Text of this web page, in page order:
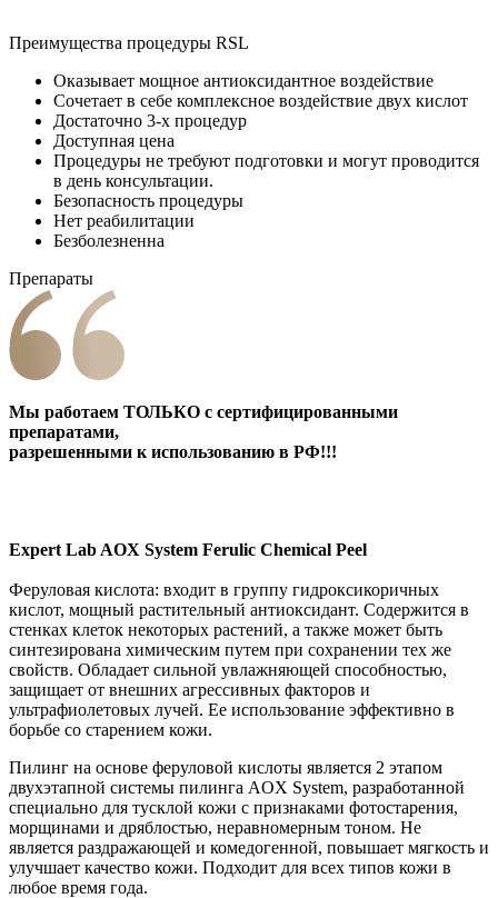
Преимущества процедуры RSL
Оказывает мощное антиоксидантное воздействие
Сочетает в себе комплексное воздействие двух кислот
Достаточно 3-х процедур
Доступная цена
Процедуры не требуют подготовки и могут проводится
в день консультации.
Безопасность процедуры
Нет реабилитации
Безболезненна
Препараты
Мы работаем ТОЛЬКО с сертифицированными
препаратами,
разрешенными к использованию в РФ!!!
Expert Lab AOX System Ferulic Chemical Peel
Феруловая кислота: входит в группу гидроксикоричных
кислот, мощный растительный антиоксидант. Содержится в
стенках клеток некоторых растений, а также может быть
синтезирована химическим путем при сохранении тех же
свойств. Обладает сильной увлажняющей способностью,
защищает от внешних агрессивных факторов и
ультрафиолетовых лучей. Ее использование эффективно в
борьбе со старением кожи.
Пилинг на основе феруловой кислоты является 2 этапом
двухэтапной системы пилинга AOX System, разработанной
специально для тусклой кожи с признаками фотостарения,
морщинами и дряблостью, неравномерным тоном. Не
является раздражающей и комедогенной, повышает мягкость и
улучшает качество кожи. Подходит для всех типов кожи в
любое время года.